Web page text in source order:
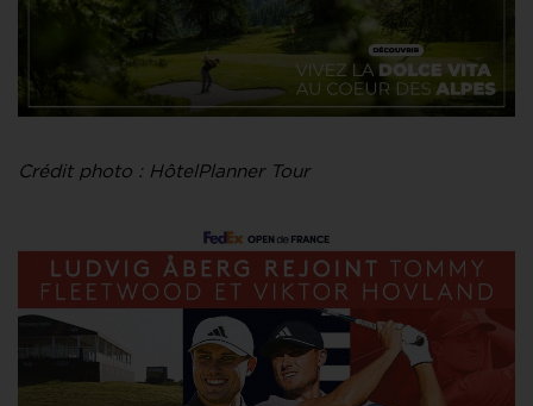
Crédit photo : HôtelPlanner Tour